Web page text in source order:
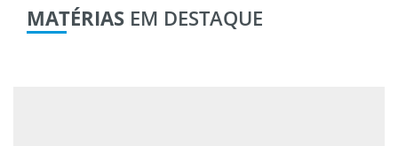
MATÉRIAS EM DESTAQUE